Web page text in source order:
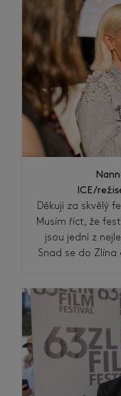
ICE/
Děkuji za skvělý
Musím říct, že
jsou jedni z
Snad se do